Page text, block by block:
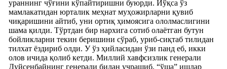
ураннинг чўғини кўпайтиришни буюрди. Йўқса ўз
мамлакатидан юрталик меҳнат муҳожирларни қувиб
чиқаришини айтиб, уни ортиқ ҳимоясига ололмаслигини
шама қилди. Тўртдан бир нархига сотиб олаётган бутун
бойликларни текин беришини сўраб, уриб-сиқтаб тилидан
тилхат ёздириб олди. У ўз ҳийласидан ўзи панд еб, икки
олов ичида қолиб кетди. Миллий хавфсизлик генерали
Дуйсенбайнинг генерали билан учрашиб, “ўша” ишлар